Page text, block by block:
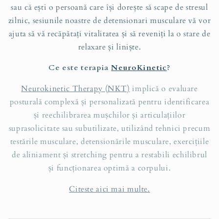
sau că ești o persoană care își dorește să scape de stresul
zilnic, sesiunile noastre de detensionari musculare vă vor
ajuta să vă recăpătați vitalitatea și să reveniți la o stare de
relaxare și liniște.
Ce este terapiaNeuroKinetic?
Neurokinetic Therapy (NKT) implică o evaluare
posturală complexă și personalizată pentru identificarea
și reechilibrarea mușchilor și articulațiilor
suprasolicitate sau subutilizate, utilizând tehnici precum
testările musculare, detensionările musculare, exercițiile
de aliniament și stretching pentru a restabili echilibrul
și funcționarea optimă a corpului.
Citeste aici mai multe.